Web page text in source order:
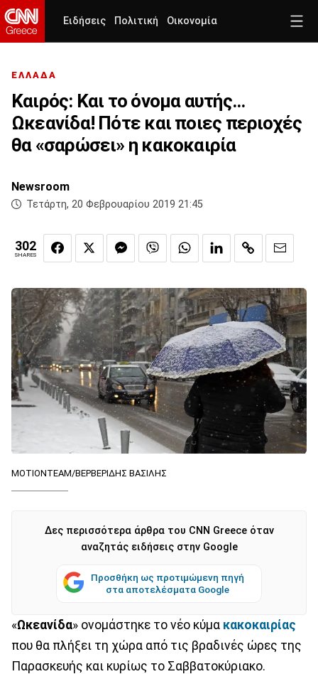
Ειδήσεις Πολιτική Οικονομία
ΕΛΛΑΔΑ
Καιρός: Και το όνομα αυτής...
Ωκεανίδα! Πότε και ποιες περιοχές
θα «σαρώσει» η κακοκαιρία
Newsroom
Τετάρτη, 20 Φεβρουαρίου 2019 21:45
302
SHARES
ΜΟΤΙΟΝΤΕΑΜ/ΒΕΡΒΕΡΙΔΗΣ ΒΑΣΙΛΗΣ
Δες περισσότερα άρθρα του CNN Greece όταν
αναζητάς ειδήσεις στην Google
Προσθήκη ως προτιμώμενη πηγή
στα αποτελέσματα Google
«Ωκεανίδα» ονομάστηκε το νέο κύμα κακοκαιρίας
που θα πλήξει τη χώρα από τις βραδινές ώρες της
Παρασκευής και κυρίως το Σαββατοκύριακο.